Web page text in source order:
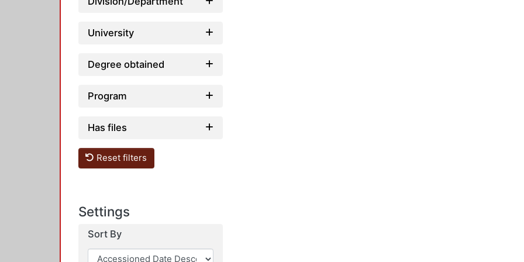
University
Degree obtained
Program
Has files
Reset filters
Settings
Sort By